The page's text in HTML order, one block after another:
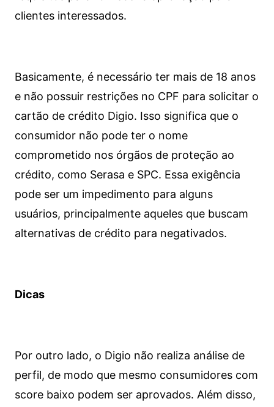
clientes interessados.
Basicamente, é necessário ter mais de 18 anos
e não possuir restrições no CPF para solicitar o
cartão de crédito Digio. Isso significa que o
consumidor não pode ter o nome
comprometido nos órgãos de proteção ao
crédito, como Serasa e SPC. Essa exigência
pode ser um impedimento para alguns
usuários, principalmente aqueles que buscam
alternativas de crédito para negativados.
Dicas
Por outro lado, o Digio não realiza análise de
perfil, de modo que mesmo consumidores com
score baixo podem ser aprovados. Além disso,